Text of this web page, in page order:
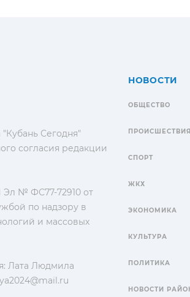
Сегодня"
согласия редакции
Эл № ФС77-72910 от
по надзору в
и массовых
Лата Людмила
НОВОСТИ
ОБЩЕСТВО
ПРОИСШЕСТВИЯ
СПОРТ
ЖКХ
ЭКОНОМИКА
КУЛЬТУРА
ПОЛИТИКА
НОВОСТИ